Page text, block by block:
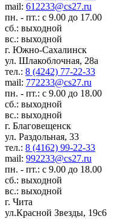
mail: 612233@cs27.ru
пн. - пт.: с 9.00 до 17.00
сб.: выходной
вс.: выходной
г. Южно-Сахалинск
ул. Шлакоблочная, 28а
тел.: 8 (4242) 77-22-33
mail: 772233@cs27.ru
пн. - пт.: с 9.00 до 18.00
сб.: выходной
вс.: выходной
г. Благовещенск
ул. Раздольная, 33
тел.: 8 (4162) 99-22-33
mail: 992233@cs27.ru
пн. - пт.: с 9.00 до 18.00
сб.: выходной
вс.: выходной
г. Чита
ул.Красной Звезды, 19с6